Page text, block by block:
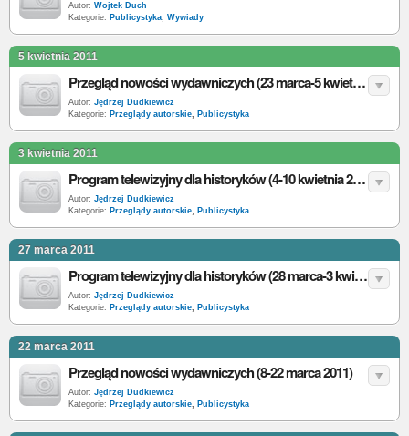
Autor: Wojtek Duch
Kategorie: Publicystyka, Wywiady
5 kwietnia 2011
Przegląd nowości wydawniczych (23 marca-5 kwietnia 2011)
Autor: Jędrzej Dudkiewicz
Kategorie: Przeglądy autorskie, Publicystyka
3 kwietnia 2011
Program telewizyjny dla historyków (4-10 kwietnia 2011)
Autor: Jędrzej Dudkiewicz
Kategorie: Przeglądy autorskie, Publicystyka
27 marca 2011
Program telewizyjny dla historyków (28 marca-3 kwietnia 2011)
Autor: Jędrzej Dudkiewicz
Kategorie: Przeglądy autorskie, Publicystyka
22 marca 2011
Przegląd nowości wydawniczych (8-22 marca 2011)
Autor: Jędrzej Dudkiewicz
Kategorie: Przeglądy autorskie, Publicystyka